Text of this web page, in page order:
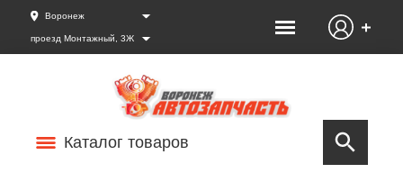
Воронеж
проезд Монтажный, 3Ж
Каталог товаров